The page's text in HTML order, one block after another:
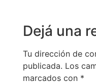
Dejá una
Tu dirección de
publicada. Los
marcados con *